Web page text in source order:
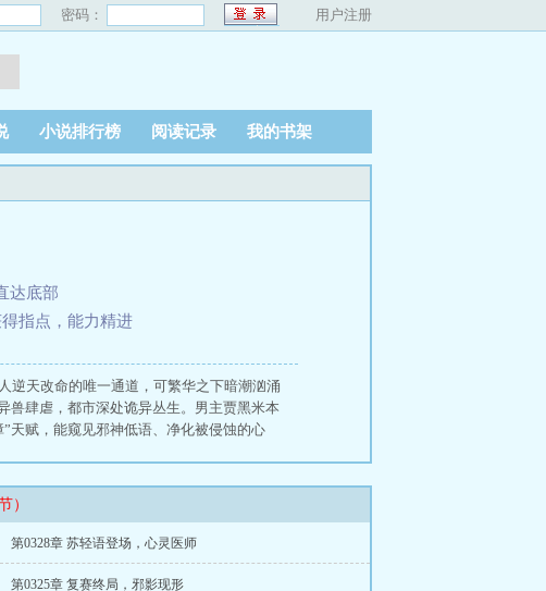
密码： 用户注册
小说排行榜 阅读记录 我的书架
达底部
指点，能力精进
逆天改命的唯一通道，可繁华之下暗潮汹涌
肆虐，都市深处诡异丛生。男主贾黑米本
天赋，能窥见邪神低语、净化被侵蚀的心
）
第0328章 苏轻语登场，心灵医师
第0325章 复赛终局，邪影现形